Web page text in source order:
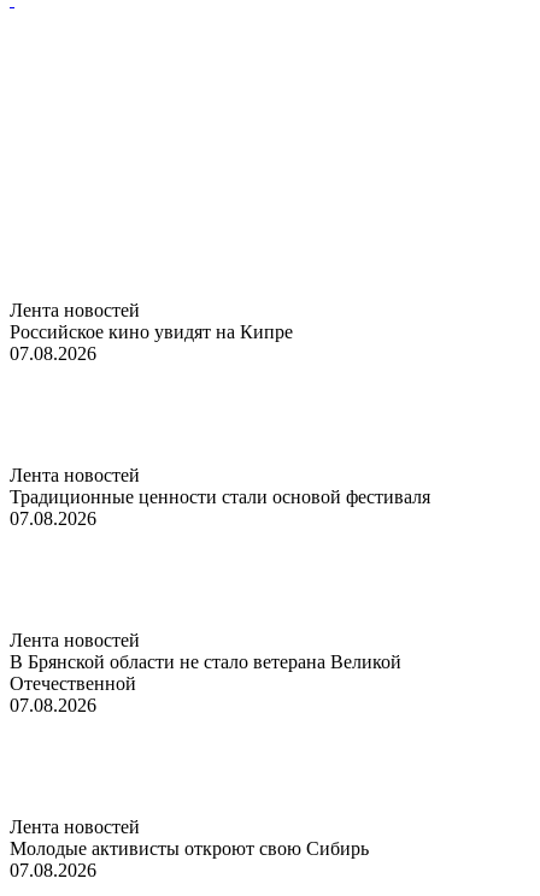
Лента новостей
Российское кино увидят на Кипре
07.08.2026
Лента новостей
Традиционные ценности стали основой фестиваля
07.08.2026
Лента новостей
В Брянской области не стало ветерана Великой
Отечественной
07.08.2026
Лента новостей
Молодые активисты откроют свою Сибирь
07.08.2026